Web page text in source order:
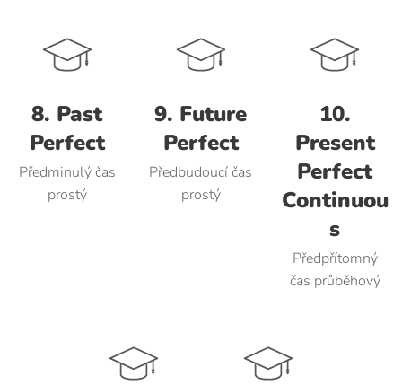
8. Past
Perfect
Předminulý čas
prostý
9. Future
Perfect
Předbudoucí čas
prostý
10.
Present
Perfect
Continuou
s
Předpřítomný
čas průběhový